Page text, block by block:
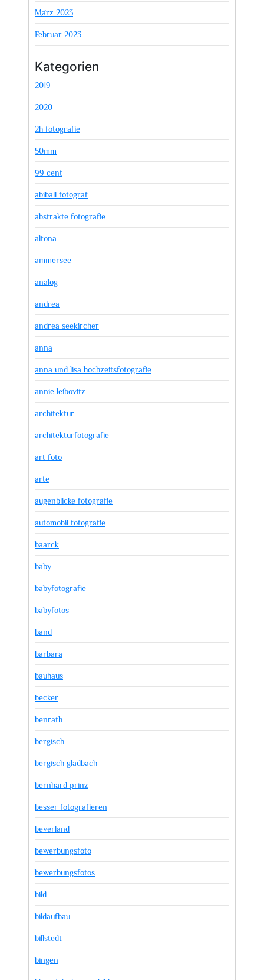
März 2023
Februar 2023
Kategorien
2019
2020
2h fotografie
50mm
99 cent
abiball fotograf
abstrakte fotografie
altona
ammersee
analog
andrea
andrea seekircher
anna
anna und lisa hochzeitsfotografie
annie leibovitz
architektur
architekturfotografie
art foto
arte
augenblicke fotografie
automobil fotografie
baarck
baby
babyfotografie
babyfotos
band
barbara
bauhaus
becker
benrath
bergisch
bergisch gladbach
bernhard prinz
besser fotografieren
beverland
bewerbungsfoto
bewerbungsfotos
bild
bildaufbau
billstedt
bingen